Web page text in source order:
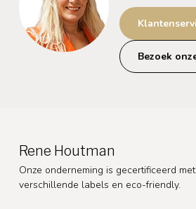
Bezoek
Rene Houtman
Onze onderneming is gecertificeerd met
verschillende labels en eco-friendly.